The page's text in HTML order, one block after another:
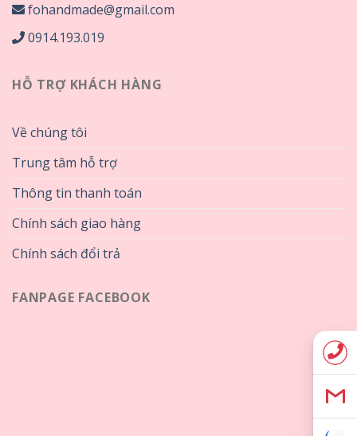
fohandmade@gmail.com
0914.193.019
HỖ TRỢ KHÁCH HÀNG
Về chúng tôi
Trung tâm hỗ trợ
Thông tin thanh toán
Chính sách giao hàng
Chính sách đổi trả
FANPAGE FACEBOOK